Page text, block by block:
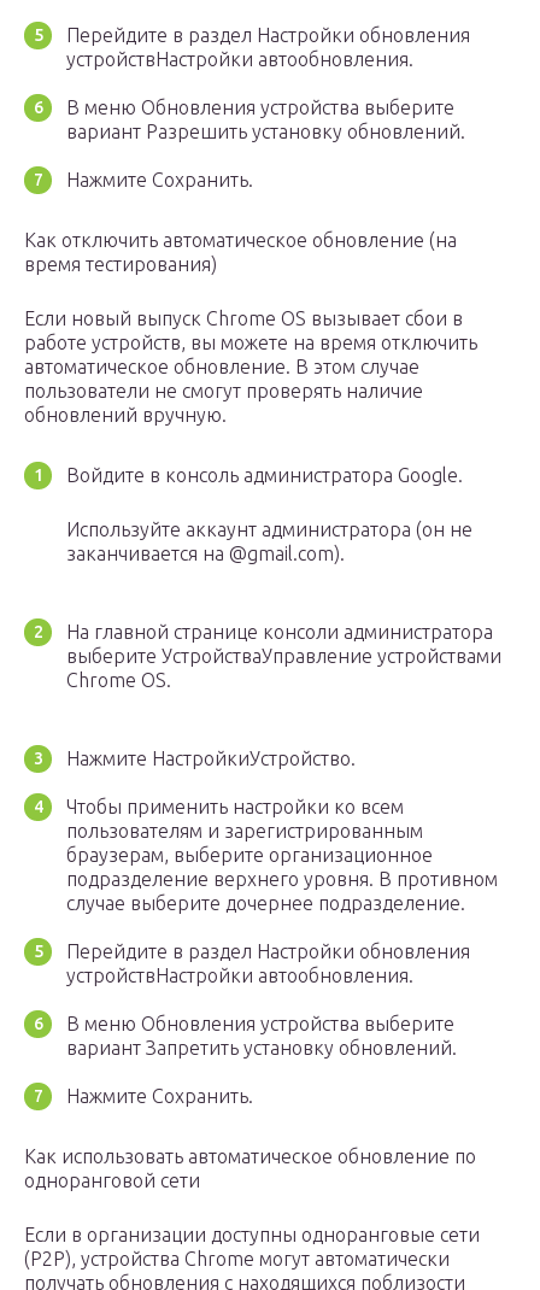
Перейдите в раздел Настройки обновления
устройствНастройки автообновления.
В меню Обновления устройства выберите
вариант Разрешить установку обновлений.
Нажмите Сохранить.
Как отключить автоматическое обновление (на
время тестирования)
Если новый выпуск Chrome OS вызывает сбои в
работе устройств, вы можете на время отключить
автоматическое обновление. В этом случае
пользователи не смогут проверять наличие
обновлений вручную.
Войдите в консоль администратора Google.
Используйте аккаунт администратора (он не
заканчивается на @gmail.com).
На главной странице консоли администратора
выберите УстройстваУправление устройствами
Chrome OS.
Нажмите НастройкиУстройство.
Чтобы применить настройки ко всем
пользователям и зарегистрированным
браузерам, выберите организационное
подразделение верхнего уровня. В противном
случае выберите дочернее подразделение.
Перейдите в раздел Настройки обновления
устройствНастройки автообновления.
В меню Обновления устройства выберите
вариант Запретить установку обновлений.
Нажмите Сохранить.
Как использовать автоматическое обновление по
одноранговой сети
Если в организации доступны одноранговые сети
(P2P), устройства Chrome могут автоматически
получать обновления с находящихся поблизости